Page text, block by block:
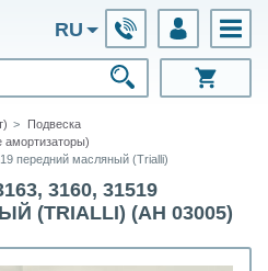
RU
Подвеска
амортизаторы)
передний масляный (Trialli)
3160, 31519
(TRIALLI) (AH 03005)